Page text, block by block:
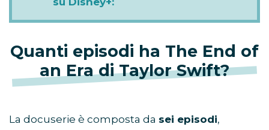
Quanti episodi ha The End of
an Era di Taylor Swift?
La docuserie è composta da sei episodi,